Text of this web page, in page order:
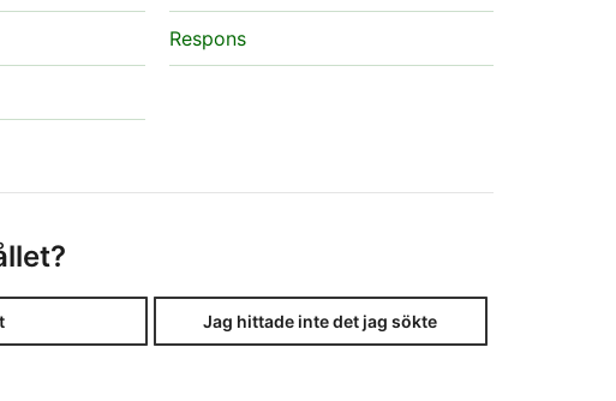
Respons
Jag hittade inte det jag sökte